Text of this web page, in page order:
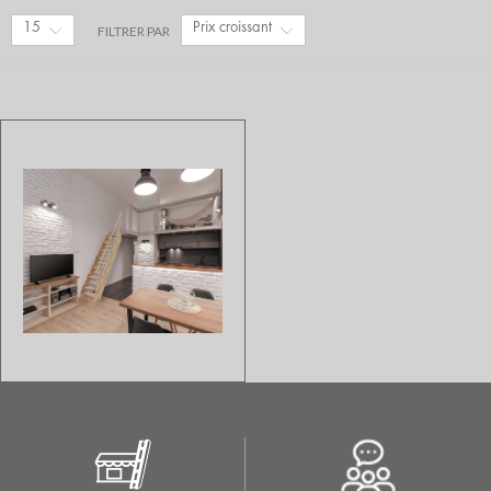
15 FILTRER PAR Prix croissant